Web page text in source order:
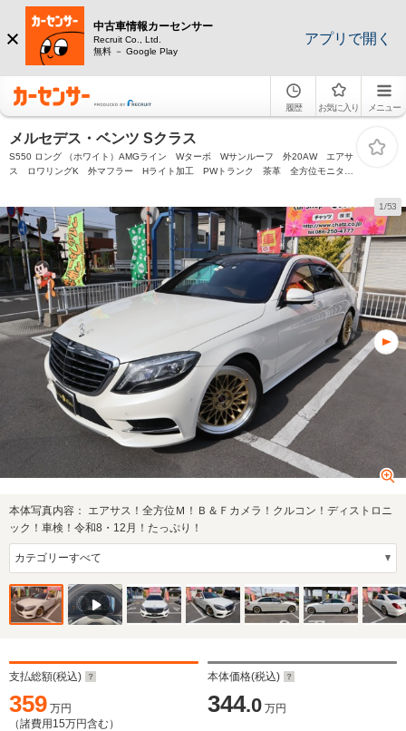
中古車情報カーセンサー
Recruit Co., Ltd.
無料 － Google Play
アプリで開く
履歴 お気に入り メニュー
メルセデス・ベンツ Sクラス
S550 ロング （ホワイト）AMGライン Wターボ Wサンルーフ 外20AW エアサ
ス ロワリングK 外マフラー Hライト加工 PWトランク 茶革 全方位モニタ
1/53
本体写真内容： エアサス！全方位Ｍ！Ｂ＆Ｆカメラ！クルコン！ディストロニ
ック！車検！令和8・12月！たっぷり！
支払総額(税込)
359 万円
（諸費用 15万円含む）
本体価格(税込)
344.0 万円